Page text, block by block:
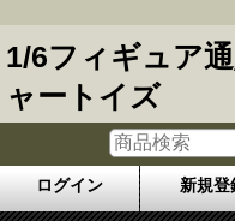
1/6フィギュア
ャートイズ
ログイン 新規登